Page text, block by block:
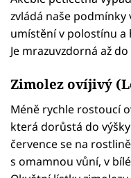
zvládá naše
umístění v polostínu
Je mrazuvzdorná až do
Zimolez ovíjivý
Méně rychle rostoucí
která dorůstá do
července se na
s omamnou vůní, v